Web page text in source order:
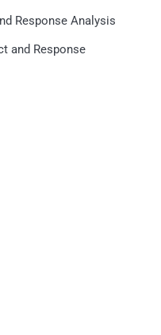
Response Analysis
and Response